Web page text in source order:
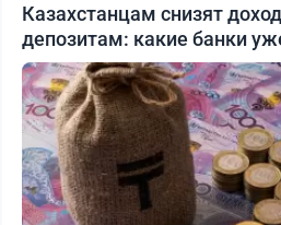
Казахстанцам снизят
депозитам: какие банки